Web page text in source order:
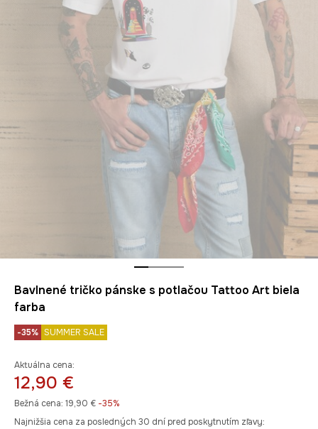
Bavlnené tričko pánske s potlačou Tattoo Art biela
farba
-35% SUMMER SALE
Aktuálna cena:
12,90 €
Bežná cena: 19,90 € -35%
Najnižšia cena za posledných 30 dní pred poskytnutím zľavy: